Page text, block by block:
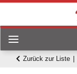
Zurück zur Liste